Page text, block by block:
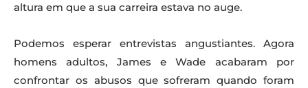
altura em que a sua carreira estava no auge.
Podemos esperar entrevistas angustiantes. Agora
homens adultos, James e Wade acabaram por
confrontar os abusos que sofreram quando foram